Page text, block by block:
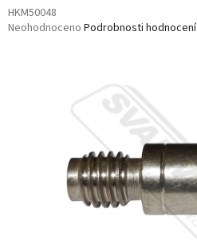
HKM50048
Průměrné
Neohodnoceno Podrobnosti hodnocení